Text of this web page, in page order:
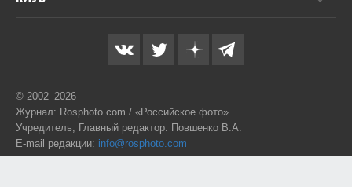
© 2002–2026
Журнал: Rosphoto.com / «Российское фото»
Учредитель, Главный редактор: Повшенко В.А.
E-mail редакции: info@rosphoto.com